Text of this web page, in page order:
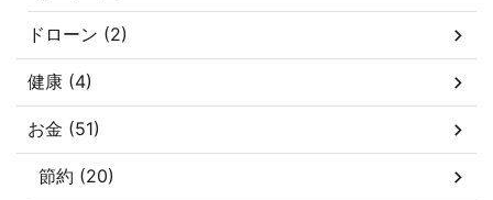
ドローン (2)
健康 (4)
お金 (51)
節約 (20)